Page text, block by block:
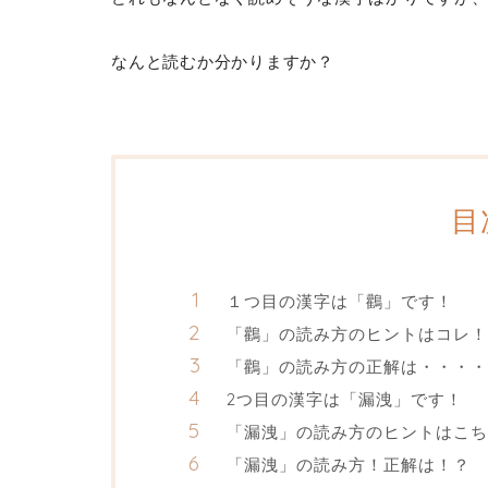
なんと読むか分かりますか？
目
１つ目の漢字は「鸛」です！
「鸛」の読み方のヒントはコレ！
「鸛」の読み方の正解は・・・・
2つ目の漢字は「漏洩」です！
「漏洩」の読み方のヒントはこち
「漏洩」の読み方！正解は！？